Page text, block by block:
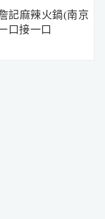
記麻辣火鍋(南京
口接一口